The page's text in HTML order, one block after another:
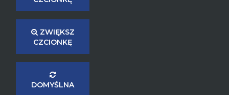
ZWIĘKSZ
CZCIONKĘ
DOMYŚLNA